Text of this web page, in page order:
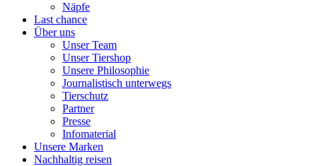
Näpfe
Last chance
Über uns
Unser Team
Unser Tiershop
Unsere Philosophie
Journalistisch unterwegs
Tierschutz
Partner
Presse
Infomaterial
Unsere Marken
Nachhaltig reisen